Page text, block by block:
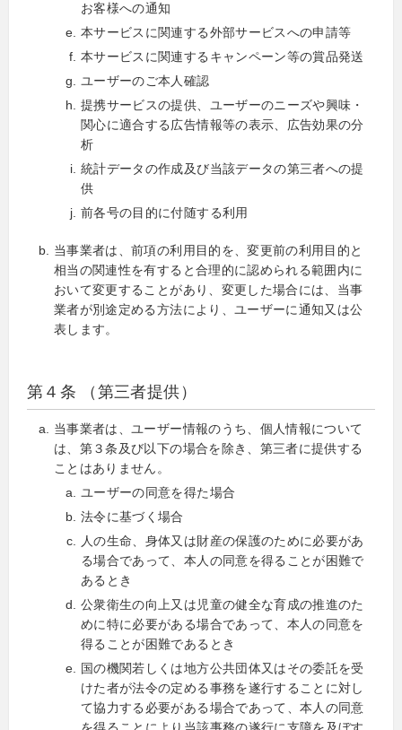
お客様への通知
本サービスに関連する外部サービスへの申請等
本サービスに関連するキャンペーン等の賞品発送
ユーザーのご本人確認
提携サービスの提供、ユーザーのニーズや興味・
関心に適合する広告情報等の表示、広告効果の分
析
統計データの作成及び当該データの第三者への提
供
前各号の目的に付随する利用
当事業者は、前項の利用目的を、変更前の利用目的と
相当の関連性を有すると合理的に認められる範囲内に
おいて変更することがあり、変更した場合には、当事
業者が別途定める方法により、ユーザーに通知又は公
表します。
第４条 （第三者提供）
当事業者は、ユーザー情報のうち、個人情報について
は、第３条及び以下の場合を除き、第三者に提供する
ことはありません。
ユーザーの同意を得た場合
法令に基づく場合
人の生命、身体又は財産の保護のために必要があ
る場合であって、本人の同意を得ることが困難で
あるとき
公衆衛生の向上又は児童の健全な育成の推進のた
めに特に必要がある場合であって、本人の同意を
得ることが困難であるとき
国の機関若しくは地方公共団体又はその委託を受
けた者が法令の定める事務を遂行することに対し
て協力する必要がある場合であって、本人の同意